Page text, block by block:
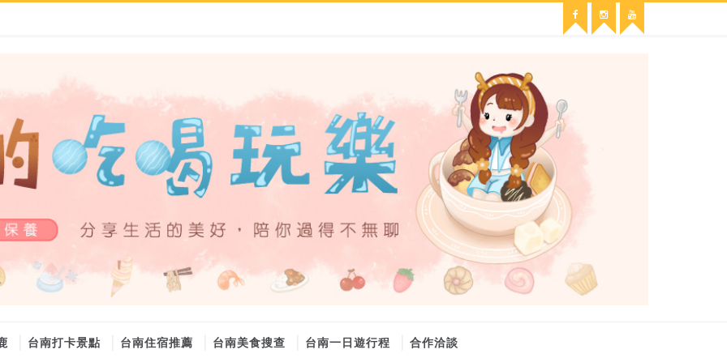
台南打卡景點 台南住宿推薦 台南美食搜查 台南一日遊行程 合作洽談
大金冷氣維修 大金冷氣維修 維修冷氣